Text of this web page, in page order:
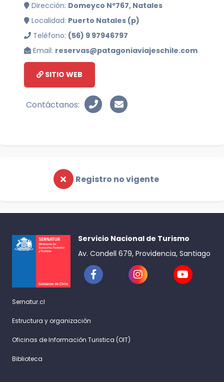
Dirección: Domeyco Nº767, Natales
Localidad: Puerto Natales (p)
Teléfono: (56) 9 97946797
Email: reservas@patagoniaviajeschile.com
SITIO WEB
Contáctanos:
Registro no vigente
Servicio Nacional de Turismo
Av. Condell 679, Providencia, Santiago
Sernatur.cl
Estructura y organización
Oficinas de Información Turistica (OIT)
Biblioteca